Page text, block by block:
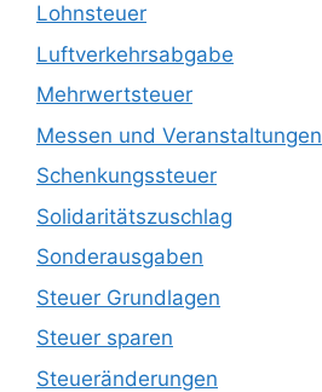
Lohnsteuer
Luftverkehrsabgabe
Mehrwertsteuer
Messen und Veranstaltungen
Schenkungssteuer
Solidaritätszuschlag
Sonderausgaben
Steuer Grundlagen
Steuer sparen
Steueränderungen